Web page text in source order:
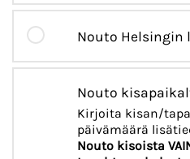
Nouto Helsingin
Nouto
Kirjoita kisan/
päivämäärä
Nouto kisoista